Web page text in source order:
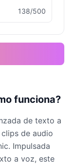
138/500
funciona?
de texto a
de audio
Impulsada
a voz, este